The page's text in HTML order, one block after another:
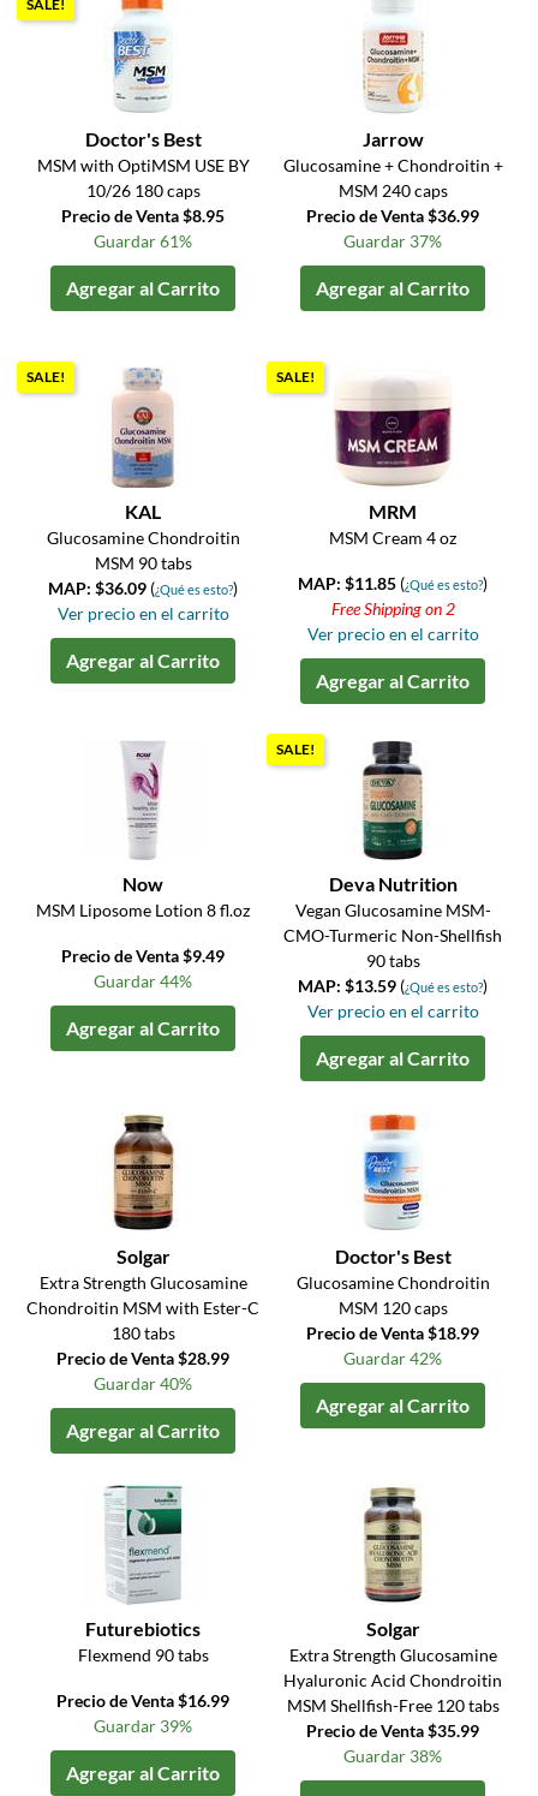
SALE!
Doctor's Best
MSM with OptiMSM USE BY
10/26 180 caps
Precio de Venta $8.95
Guardar 61%
Agregar al Carrito
Jarrow
Glucosamine + Chondroitin +
MSM 240 caps
Precio de Venta $36.99
Guardar 37%
Agregar al Carrito
SALE!
KAL
Glucosamine Chondroitin
MSM 90 tabs
MAP: $36.09 (¿Qué es esto?)
Ver precio en el carrito
Agregar al Carrito
SALE!
MRM
MSM Cream 4 oz
MAP: $11.85 (¿Qué es esto?)
Free Shipping on 2
Ver precio en el carrito
Agregar al Carrito
Now
MSM Liposome Lotion 8 fl.oz
Precio de Venta $9.49
Guardar 44%
Agregar al Carrito
SALE!
Deva Nutrition
Vegan Glucosamine MSM-
CMO-Turmeric Non-Shellfish
90 tabs
MAP: $13.59 (¿Qué es esto?)
Ver precio en el carrito
Agregar al Carrito
Solgar
Extra Strength Glucosamine
Chondroitin MSM with Ester-C
180 tabs
Precio de Venta $28.99
Guardar 40%
Agregar al Carrito
Doctor's Best
Glucosamine Chondroitin
MSM 120 caps
Precio de Venta $18.99
Guardar 42%
Agregar al Carrito
Futurebiotics
Flexmend 90 tabs
Precio de Venta $16.99
Guardar 39%
Agregar al Carrito
Solgar
Extra Strength Glucosamine
Hyaluronic Acid Chondroitin
MSM Shellfish-Free 120 tabs
Precio de Venta $35.99
Guardar 38%